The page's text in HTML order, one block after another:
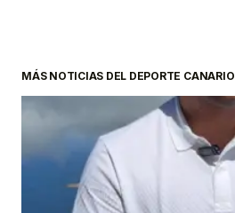
MÁS NOTICIAS DEL DEPORTE CANARIO